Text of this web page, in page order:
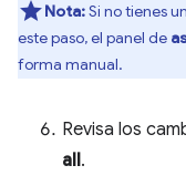
Nota:Si no tienes
este paso, el panel de
forma manual.
Revisa los
all.